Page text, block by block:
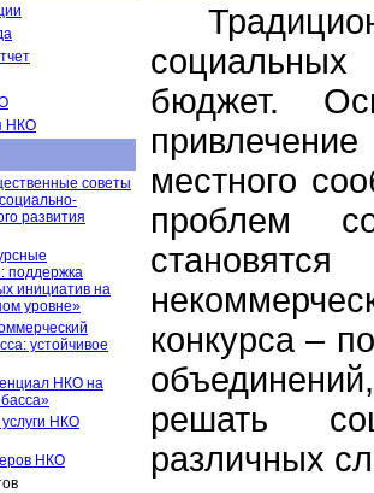
НКО
советы
развития
поддержка
инициатив на
уровне»
устойчивое
НКО на
НКО
НКО
социальных
бюджет.
местного
проблем
конкурса –
решать
различных